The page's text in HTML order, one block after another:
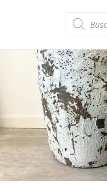
Búsqueda
de
productos